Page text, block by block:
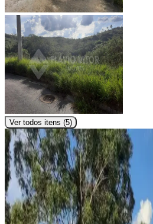
Ver todos itens (5)